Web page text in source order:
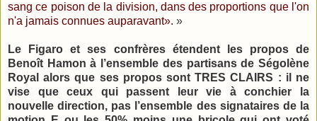
sang ce poison de la division, dans des proportions que l'on
n'a jamais connues auparavant». »
Le Figaro et ses confrères étendent les propos de
Benoît Hamon à l’ensemble des partisans de Ségolène
Royal alors que ses propos sont TRES CLAIRS : il ne
vise que ceux qui passent leur vie à conchier la
nouvelle direction, pas l’ensemble des signataires de la